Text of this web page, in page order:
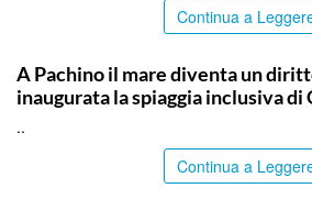
Continua a
A Pachino il mare diventa un
inaugurata la spiaggia inclusiva di
..
Continua a